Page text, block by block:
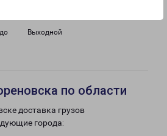
Выходной
по области
доставка грузов
города: